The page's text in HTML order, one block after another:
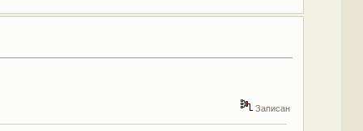
Записан